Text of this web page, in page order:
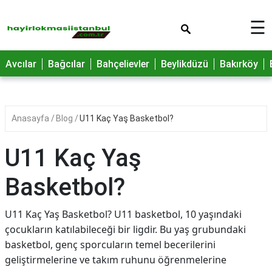
☰
Avcılar Bağcılar Bahçelievler Beylikdüzü Bakırköy
Anasayfa Blog U11 Kaç Yaş Basketbol?
U11 Kaç Yaş
Basketbol?
U11 Kaç Yaş Basketbol? U11 basketbol, 10 yaşındaki
çocukların katılabileceği bir ligdir. Bu yaş grubundaki
basketbol, genç sporcuların temel becerilerini
geliştirmelerine ve takım ruhunu öğrenmelerine